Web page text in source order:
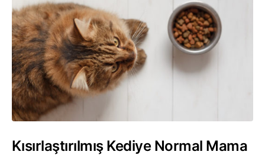
Kısırlaştırılmış Kediye Normal Mama